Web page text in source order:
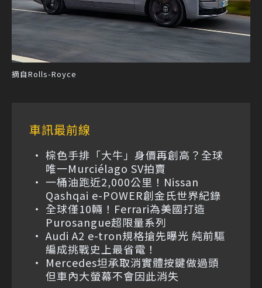
摘自Rolls-Royce
車訊最前線
棕色手排「大牛」身價再創高？全球
唯一Murciélago SV拍賣
一桶油跑近2,000公里！Nissan
Qashqai e-POWER創金氏世界紀錄
全球僅10輛！Ferrari為美國打造
Purosangue超限量系列
Audi A2 e-tron規格搶先曝光 純前驅
編成挑戰史上最省電！
Mercedes坦承取消實體按鍵做過頭
但車內大螢幕不會因此消失